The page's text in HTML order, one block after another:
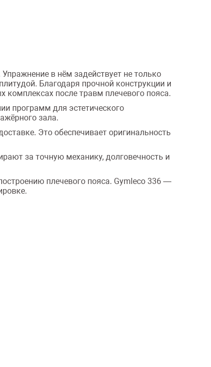
в нём задействует не только
Благодаря прочной конструкции и
комплексах после травм плечевого пояса.
программ для эстетического
зала.
Это обеспечивает оригинальность
за точную механику, долговечность и
плечевого пояса. Gymleco 336 —